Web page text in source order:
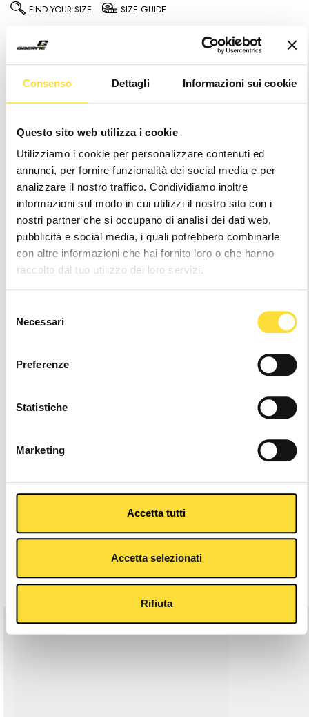
Consenso Dettagli Informazioni sui cookie
Questo sito web utilizza i cookie
Utilizziamo i cookie per personalizzare contenuti ed
annunci, per fornire funzionalità dei social media e per
analizzare il nostro traffico. Condividiamo inoltre
informazioni sul modo in cui utilizzi il nostro sito con i
nostri partner che si occupano di analisi dei dati web,
pubblicità e social media, i quali potrebbero combinarle
con altre informazioni che hai fornito loro o che hanno
raccolto dal tuo utilizzo dei loro servizi.
delNecessari
Preferenze
Statistiche
Marketing
Accetta tutti
Accetta selezionati
Rifiuta
FIND YOUR SIZE SIZE GUIDE
42.5(EU)
Prices include duties – no extra costs
upon delivery
Notice: It seems like you are visiting us from
Your location appears to be outside of our
shipping coverage area
Hurry
up!
only
Current
Stock:
Other Colors
Description
Related Products